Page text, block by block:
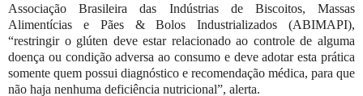
Associação Brasileira das Indústrias de Biscoitos, Massas
Alimentícias e Pães & Bolos Industrializados (ABIMAPI),
“restringir o glúten deve estar relacionado ao controle de alguma
doença ou condição adversa ao consumo e deve adotar esta prática
somente quem possui diagnóstico e recomendação médica, para que
não haja nenhuma deficiência nutricional”, alerta.